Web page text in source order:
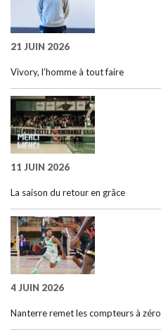
21 JUIN 2026
Vivory, l’homme à tout faire
11 JUIN 2026
La saison du retour en grâce
4 JUIN 2026
Nanterre remet les compteurs à zéro